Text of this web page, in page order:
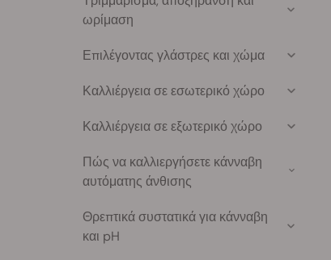
ωρίμαση
Επιλέγοντας γλάστρες και χώμα
Καλλιέργεια σε εσωτερικό χώρο
Καλλιέργεια σε εξωτερικό χώρο
Πώς να καλλιεργήσετε κάνναβη
αυτόματης άνθισης
Θρεπτικά συστατικά για κάνναβη
και pH